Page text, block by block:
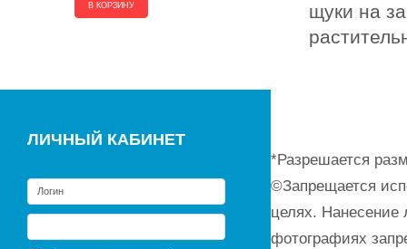
В КОРЗИНУ
ЛИЧНЫЙ КАБИНЕТ
щуки на
*Разрешается
©Запрещается
целях. Нанесение
фотографиях